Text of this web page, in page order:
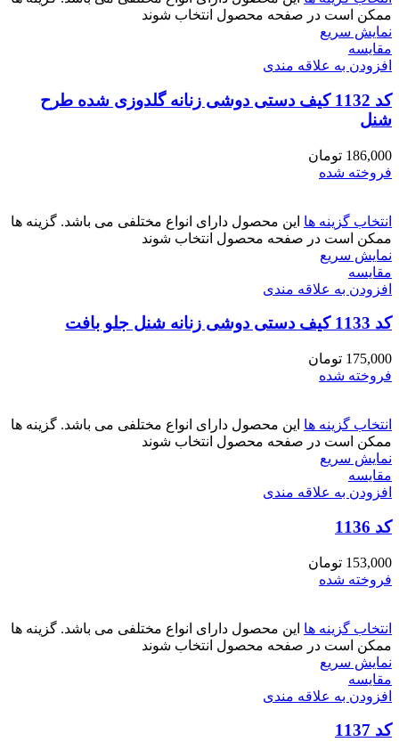
ممکن است در صفحه محصول انتخاب شوند
نمایش سریع
مقايسه
افزودن به علاقه مندی
کد 1132 کیف دستی دوشی زنانه گلدوزی شده طرح
شنل
186,000 تومان
فروخته شده
انتخاب گزینه ها این محصول دارای انواع مختلفی می باشد. گزینه ها
ممکن است در صفحه محصول انتخاب شوند
نمایش سریع
مقايسه
افزودن به علاقه مندی
کد 1133 کیف دستی دوشی زنانه شنل جلو بافت
175,000 تومان
فروخته شده
انتخاب گزینه ها این محصول دارای انواع مختلفی می باشد. گزینه ها
ممکن است در صفحه محصول انتخاب شوند
نمایش سریع
مقايسه
افزودن به علاقه مندی
کد 1136
153,000 تومان
فروخته شده
انتخاب گزینه ها این محصول دارای انواع مختلفی می باشد. گزینه ها
ممکن است در صفحه محصول انتخاب شوند
نمایش سریع
مقايسه
افزودن به علاقه مندی
کد 1137